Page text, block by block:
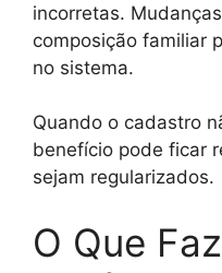
incorretas.
composição familiar
no sistema.
Quando o cadastro
benefício pode ficar
sejam regularizados.
O Que